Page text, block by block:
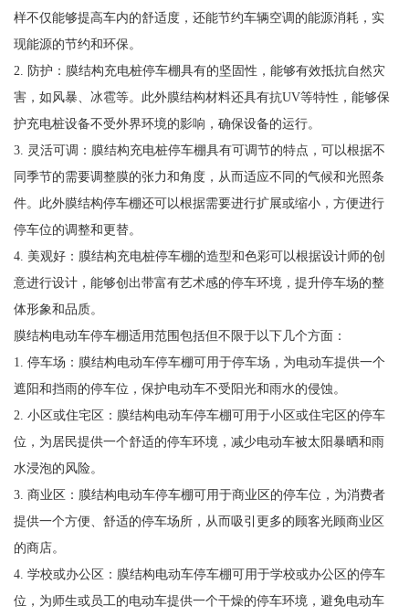
样不仅能够提高车内的舒适度，还能节约车辆空调的能源消耗，实
现能源的节约和环保。
2. 防护：膜结构充电桩停车棚具有的坚固性，能够有效抵抗自然灾
害，如风暴、冰雹等。此外膜结构材料还具有抗UV等特性，能够保
护充电桩设备不受外界环境的影响，确保设备的运行。
3. 灵活可调：膜结构充电桩停车棚具有可调节的特点，可以根据不
同季节的需要调整膜的张力和角度，从而适应不同的气候和光照条
件。此外膜结构停车棚还可以根据需要进行扩展或缩小，方便进行
停车位的调整和更替。
4. 美观好：膜结构充电桩停车棚的造型和色彩可以根据设计师的创
意进行设计，能够创出带富有艺术感的停车环境，提升停车场的整
体形象和品质。
膜结构电动车停车棚适用范围包括但不限于以下几个方面：
1. 停车场：膜结构电动车停车棚可用于停车场，为电动车提供一个
遮阳和挡雨的停车位，保护电动车不受阳光和雨水的侵蚀。
2. 小区或住宅区：膜结构电动车停车棚可用于小区或住宅区的停车
位，为居民提供一个舒适的停车环境，减少电动车被太阳暴晒和雨
水浸泡的风险。
3. 商业区：膜结构电动车停车棚可用于商业区的停车位，为消费者
提供一个方便、舒适的停车场所，从而吸引更多的顾客光顾商业区
的商店。
4. 学校或办公区：膜结构电动车停车棚可用于学校或办公区的停车
位，为师生或员工的电动车提供一个干燥的停车环境，避免电动车